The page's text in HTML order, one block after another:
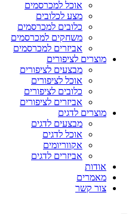
אוכל למכרסמים
מצע לכלובים
כלובים למכרסמים
משחקים למכרסמים
אביזרים למכרסמים
מוצרים לציפורים
מבצעים לציפורים
אוכל לציפורים
כלובים לציפורים
אביזרים לציפורים
מוצרים לדגים
מבצעים לדגים
אוכל לדגים
אקווריומים
אביזרים לדגים
אודות
מאמרים
צור קשר